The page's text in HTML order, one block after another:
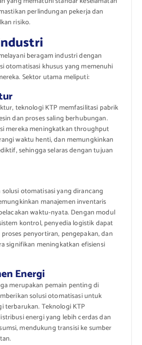
perlindungan pekerja dan
risiko.
beragam industri dengan
otomatisasi khusus yang memenuhi
Sektor utama meliputi:
teknologi KTP memfasilitasi pabrik
dan proses saling berhubungan.
mereka meningkatkan throughput
waktu henti, dan memungkinkan
sehingga selaras dengan tujuan
solusi otomatisasi yang dirancang
manajemen inventaris
waktu-nyata. Dengan modul
kontrol, penyedia logistik dapat
penyortiran, pengepakan, dan
signifikan meningkatkan efisiensi
Energi
merupakan pemain penting di
solusi otomatisasi untuk
terbarukan. Teknologi KTP
energi yang lebih cerdas dan
mendukung transisi ke sumber